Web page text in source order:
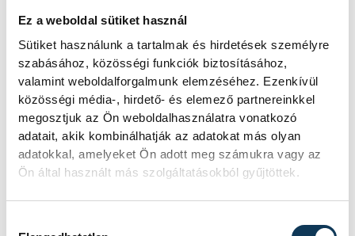
Ez a weboldal sütiket használ
Sütiket használunk a tartalmak és hirdetések személyre
szabásához, közösségi funkciók biztosításához,
valamint weboldalforgalmunk elemzéséhez. Ezenkívül
közösségi média-, hirdető- és elemező partnereinkkel
megosztjuk az Ön weboldalhasználatra vonatkozó
adatait, akik kombinálhatják az adatokat más olyan
adatokkal, amelyeket Ön adott meg számukra vagy az
Ön által használt más szolgáltatásokból gyűjtöttek.
TOVÁBBI CIKKEK
KÖZÉRDEKŰ
Ideiglenes
forgalomkorlátozás a
Jókai utcában